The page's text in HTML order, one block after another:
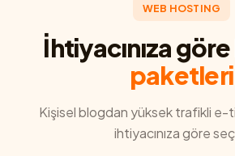
WEB HOSTING
İhtiyacınıza göre
paketleri
Kişisel blogdan yüksek trafikli e-
ihtiyacınıza göre